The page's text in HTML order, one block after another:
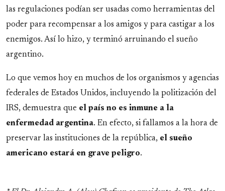
las regulaciones podían ser usadas como herramientas del
poder para recompensar a los amigos y para castigar a los
enemigos. Así lo hizo, y terminó arruinando el sueño
argentino.
Lo que vemos hoy en muchos de los organismos y agencias
federales de Estados Unidos, incluyendo la politización del
IRS, demuestra que el país no es inmune a la
enfermedad argentina. En efecto, si fallamos a la hora de
preservar las instituciones de la república, el sueño
americano estará en grave peligro.